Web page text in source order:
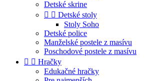
Detské skrine
  Detské stoly
Stoly Soho
Detské police
Manželské postele z masívu
Poschodové postele z masívu
  Hračky
Edukačné hračky